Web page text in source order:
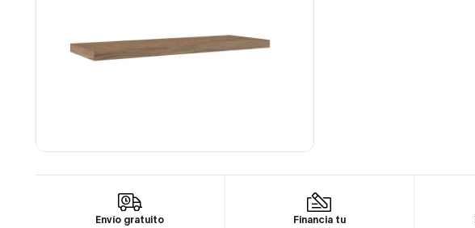
Envío gratuito
Financia tu